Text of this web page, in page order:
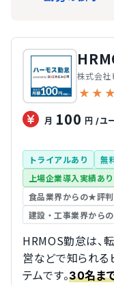
株式会社
★ ★ ★
月 100 円 /ユ
トライアルあり
無
上場企業導入実績あり
食品業界からの★評
建設・工事業界から
HRMOS勤怠は、
営などで知られ
テムです。30名ま